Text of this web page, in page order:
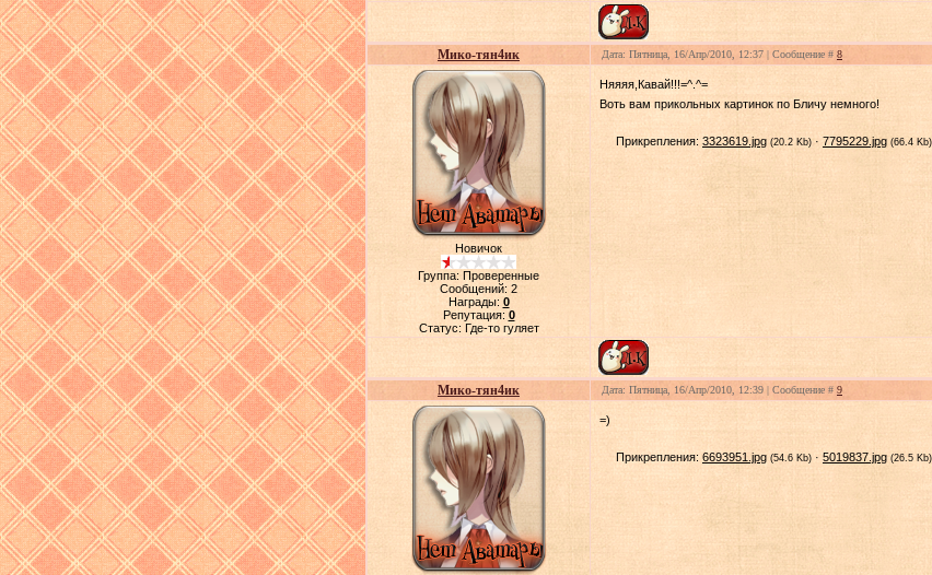
Мико-тян4ик Дата: Пятница, 16/Апр/2010, 12:37 | Сообщение # 8
Новичок
Группа: Проверенные
Сообщений: 2
Награды: 0
Репутация: 0
Статус: Где-то гуляет
Няяяя,Кавай!!!=^.^=
Воть вам прикольных картинок по Бличу немного!
Прикрепления: 3323619.jpg (20.2 Kb) · 7795229.jpg (66.4 Kb)
Мико-тян4ик Дата: Пятница, 16/Апр/2010, 12:39 | Сообщение # 9
=)
Прикрепления: 6693951.jpg (54.6 Kb) · 5019837.jpg (26.5 Kb)